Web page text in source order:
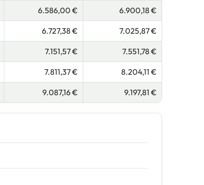
6.586,00 € 6.900,18 €
6.727,38 € 7.025,87 €
7.151,57 € 7.551,78 €
7.811,37 € 8.204,11 €
9.087,16 € 9.197,81 €